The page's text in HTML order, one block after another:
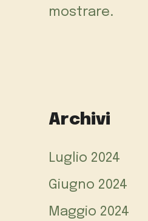
mostrare.
Archivi
Luglio 2024
Giugno 2024
Maggio 2024